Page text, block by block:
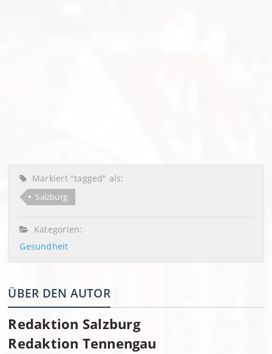
Markiert "tagged" als:
Salzburg
Kategorien:
Gesundheit
ÜBER DEN AUTOR
Redaktion Salzburg
Redaktion Tennengau